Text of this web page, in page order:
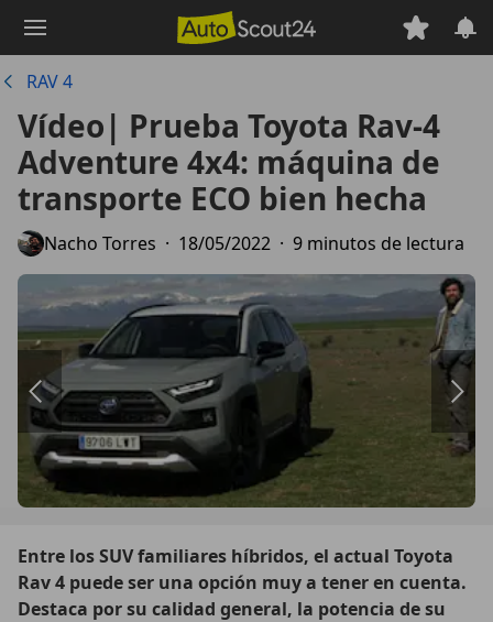
principal
RAV 4
Vídeo| Prueba Toyota Rav-4
Adventure 4x4: máquina de
transporte ECO bien hecha
Nacho Torres · 18/05/2022 · 9 minutos de lectura
Entre los SUV familiares híbridos, el actual Toyota
Rav 4 puede ser una opción muy a tener en cuenta.
Destaca por su calidad general, la potencia de su